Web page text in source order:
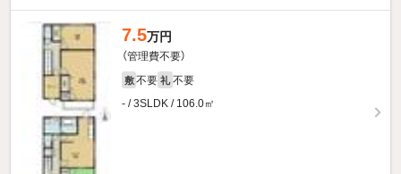
7.5万円
（管理費不要）
敷 不要 礼 不要
- / 3SLDK / 106.0㎡